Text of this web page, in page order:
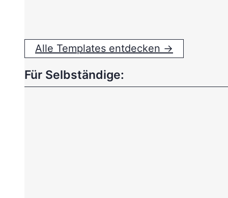
Alle Templates entdecken →
Für Selbständige: